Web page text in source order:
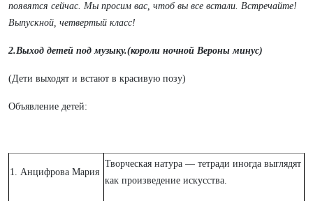
появятся сейчас. Мы просим вас, чтоб вы все встали. Встречайте!
Выпускной, четвертый класс!
2.Выход детей под музыку.(короли ночной Вероны минус)
(Дети выходят и встают в красивую позу)
Объявление детей:
1. Анцифрова Мария
Творческая натура — тетради иногда выглядят
как произведение искусства.